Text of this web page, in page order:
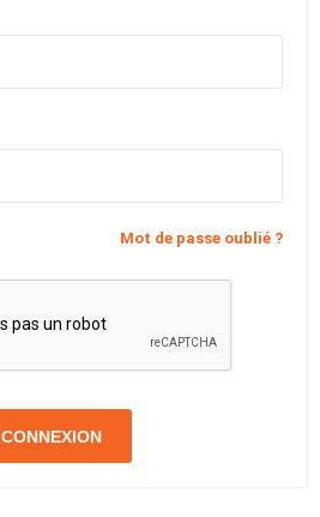
Mot de passe oublié ?
CONNEXION